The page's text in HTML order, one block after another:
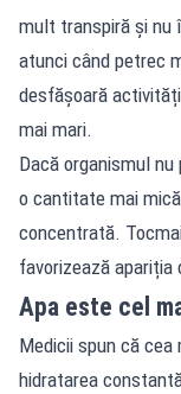
mult transpiră și nu
atunci când petrec
desfășoară
mai mari.
Dacă organismul
o cantitate mai
concentrată.
favorizează
Apa este cel
Medicii spun că
hidratarea